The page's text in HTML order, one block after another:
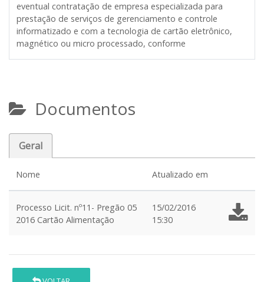
eventual contratação de empresa especializada para
prestação de serviços de gerenciamento e controle
informatizado e com a tecnologia de cartão eletrônico,
magnético ou micro processado, conforme
Documentos
Geral
Nome Atualizado em
Processo Licit. nº11- Pregão 05
2016 Cartão Alimentação
15/02/2016
15:30